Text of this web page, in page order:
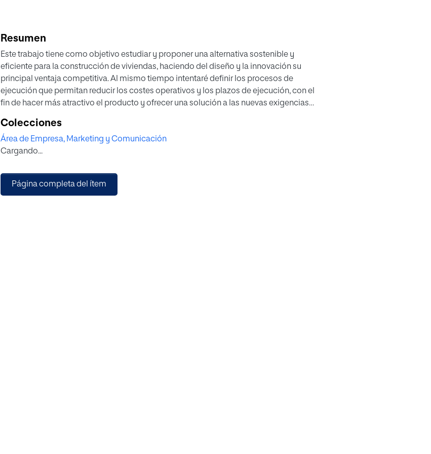
Resumen
Este trabajo tiene como objetivo estudiar y proponer una alternativa sostenible y
eficiente para la construcción de viviendas, haciendo del diseño y la innovación su
principal ventaja competitiva. Al mismo tiempo intentaré definir los procesos de
ejecución que permitan reducir los costes operativos y los plazos de ejecución, con el
fin de hacer más atractivo el producto y ofrecer una solución a las nuevas exigencias
El trabajo pretende presentar el concepto de viviendas industrializadas, las diferentes
variables estarán previstas y calculadas desde el inicio del proyecto, marcando una
diferencia con las casas prefabricadas de madera que ya conocemos.
Colecciones
Área de Empresa, Marketing y Comunicación
Cargando...
Página completa del ítem